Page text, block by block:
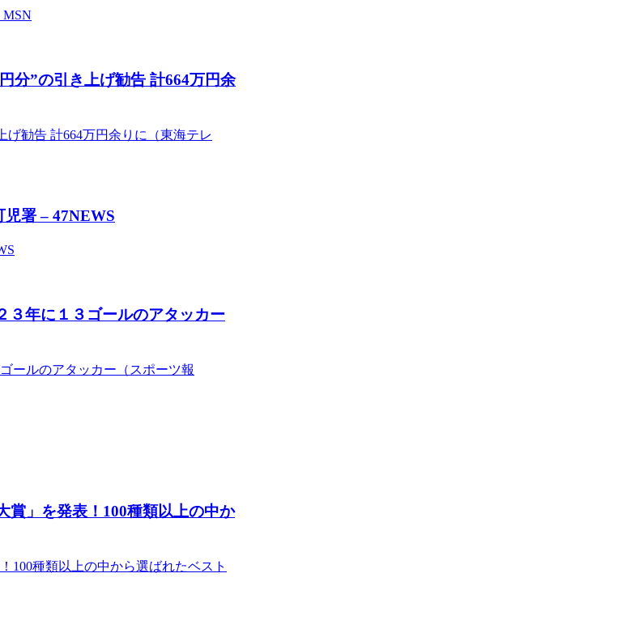
分”の引き上げ勧告 計664万円余
勧告 計664万円余りに（東海テレ
署 – 47NEWS
３年に１３ゴールのアタッカー
ールのアタッカー（スポーツ報
賞」を発表！100種類以上の中か
100種類以上の中から選ばれたベスト